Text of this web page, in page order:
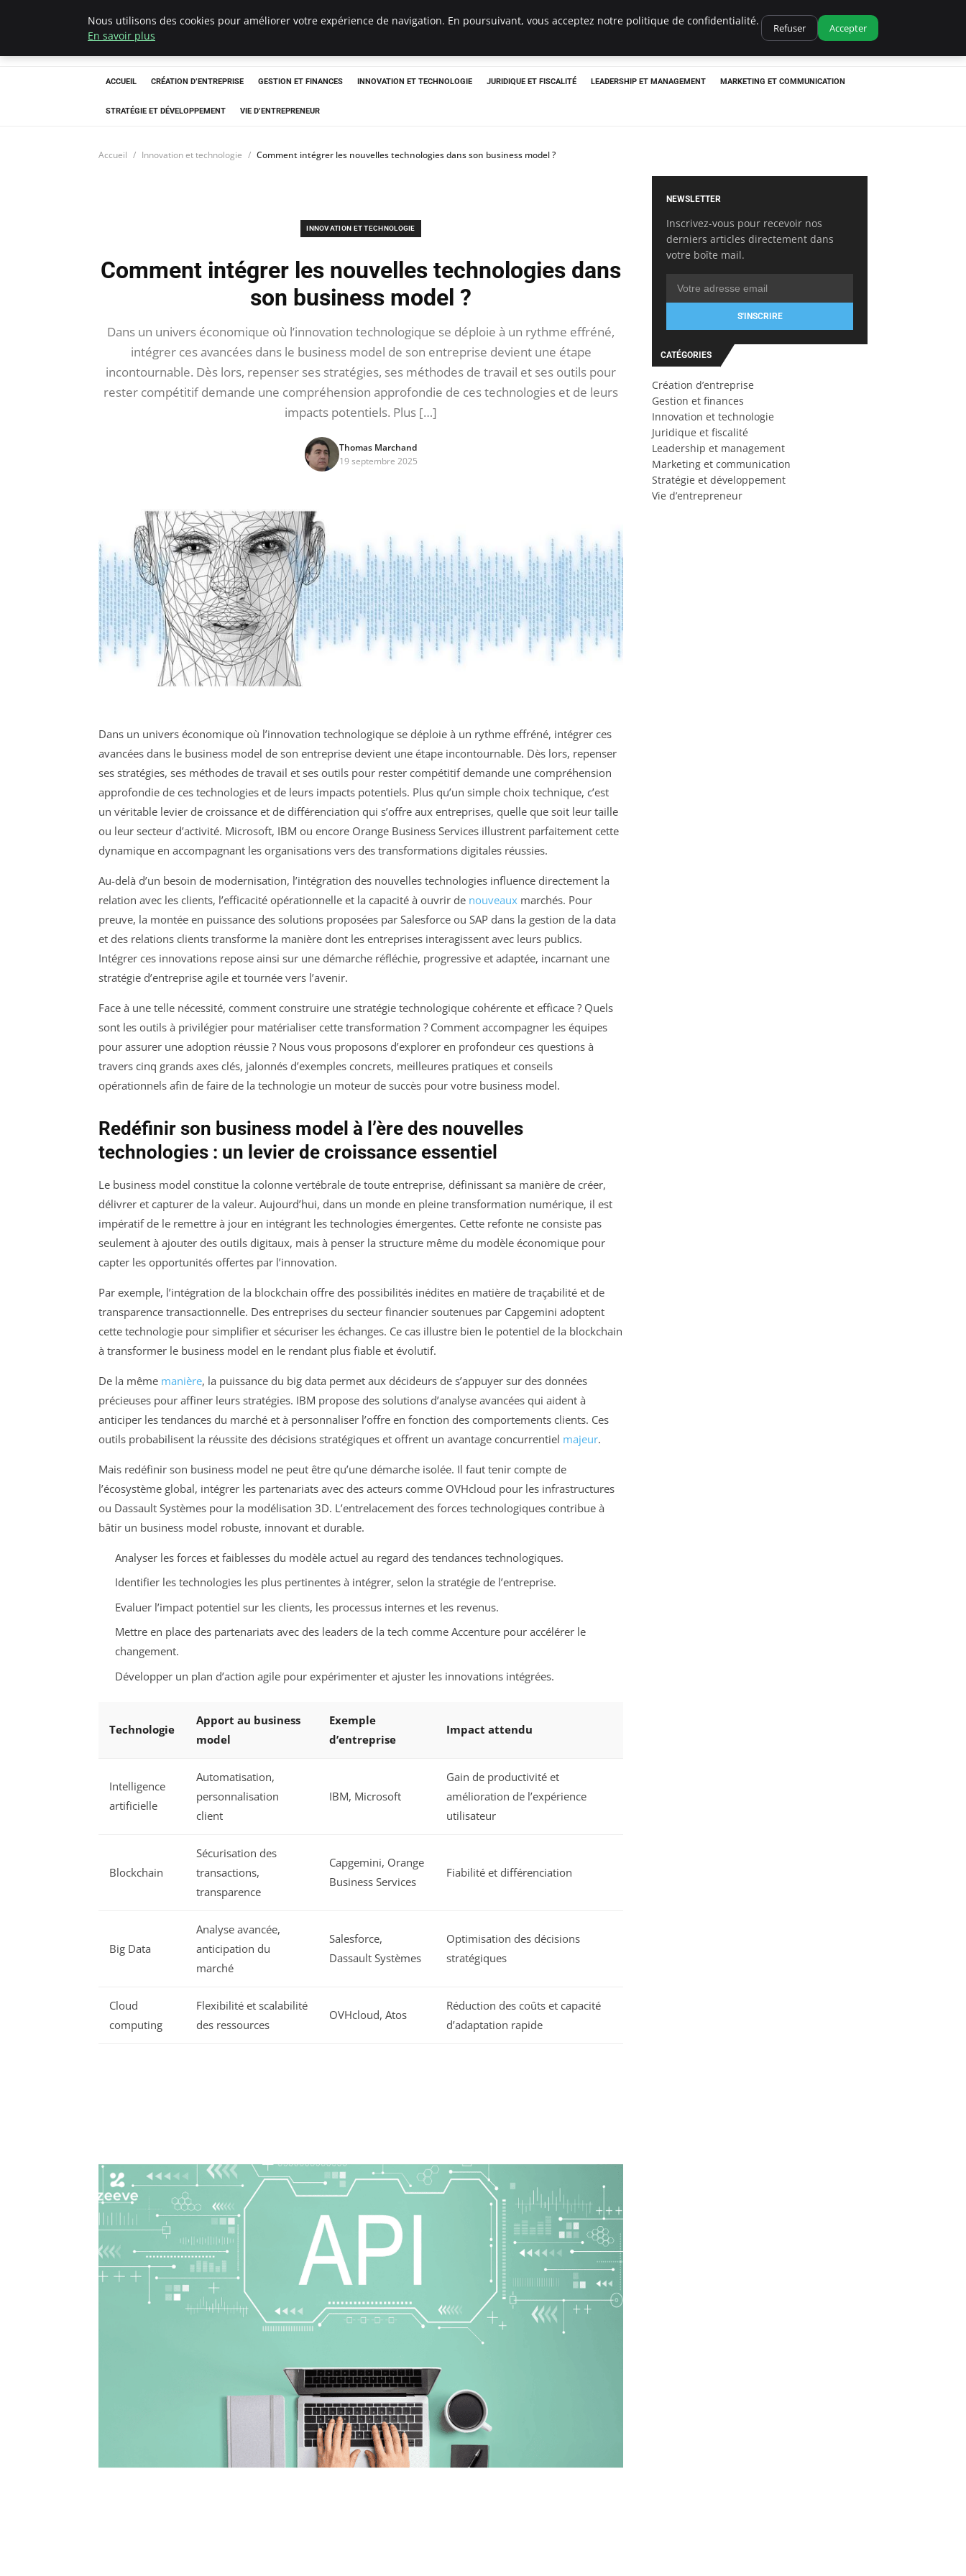
Ultimatefs
ACCUEIL CRÉATION D’ENTREPRISE GESTION ET FINANCES INNOVATION ET TECHNOLOGIE JURIDIQUE ET FISCALITÉ LEADERSHIP ET MANAGEMENT MARKETING ET COMMUNICATION
STRATÉGIE ET DÉVELOPPEMENT VIE D’ENTREPRENEUR
Accueil Innovation et technologie Comment intégrer les nouvelles technologies dans son business model ?
INNOVATION ET TECHNOLOGIE
Comment intégrer les nouvelles technologies dans
son business model ?
Dans un univers économique où l’innovation technologique se déploie à un rythme effréné,
intégrer ces avancées dans le business model de son entreprise devient une étape
incontournable. Dès lors, repenser ses stratégies, ses méthodes de travail et ses outils pour
rester compétitif demande une compréhension approfondie de ces technologies et de leurs
impacts potentiels. Plus […]
Thomas Marchand
19 septembre 2025
Dans un univers économique où l’innovation technologique se déploie à un rythme effréné, intégrer ces
avancées dans le business model de son entreprise devient une étape incontournable. Dès lors, repenser
ses stratégies, ses méthodes de travail et ses outils pour rester compétitif demande une compréhension
approfondie de ces technologies et de leurs impacts potentiels. Plus qu’un simple choix technique, c’est
un véritable levier de croissance et de différenciation qui s’offre aux entreprises, quelle que soit leur taille
ou leur secteur d’activité. Microsoft, IBM ou encore Orange Business Services illustrent parfaitement cette
dynamique en accompagnant les organisations vers des transformations digitales réussies.
Au-delà d’un besoin de modernisation, l’intégration des nouvelles technologies influence directement la
relation avec les clients, l’efficacité opérationnelle et la capacité à ouvrir de nouveaux marchés. Pour
preuve, la montée en puissance des solutions proposées par Salesforce ou SAP dans la gestion de la data
et des relations clients transforme la manière dont les entreprises interagissent avec leurs publics.
Intégrer ces innovations repose ainsi sur une démarche réfléchie, progressive et adaptée, incarnant une
stratégie d’entreprise agile et tournée vers l’avenir.
Face à une telle nécessité, comment construire une stratégie technologique cohérente et efficace ? Quels
sont les outils à privilégier pour matérialiser cette transformation ? Comment accompagner les équipes
pour assurer une adoption réussie ? Nous vous proposons d’explorer en profondeur ces questions à
travers cinq grands axes clés, jalonnés d’exemples concrets, meilleures pratiques et conseils
opérationnels afin de faire de la technologie un moteur de succès pour votre business model.
Redéfinir son business model à l’ère des nouvelles
technologies : un levier de croissance essentiel
Le business model constitue la colonne vertébrale de toute entreprise, définissant sa manière de créer,
délivrer et capturer de la valeur. Aujourd’hui, dans un monde en pleine transformation numérique, il est
impératif de le remettre à jour en intégrant les technologies émergentes. Cette refonte ne consiste pas
seulement à ajouter des outils digitaux, mais à penser la structure même du modèle économique pour
capter les opportunités offertes par l’innovation.
Par exemple, l’intégration de la blockchain offre des possibilités inédites en matière de traçabilité et de
transparence transactionnelle. Des entreprises du secteur financier soutenues par Capgemini adoptent
cette technologie pour simplifier et sécuriser les échanges. Ce cas illustre bien le potentiel de la blockchain
à transformer le business model en le rendant plus fiable et évolutif.
De la même manière, la puissance du big data permet aux décideurs de s’appuyer sur des données
précieuses pour affiner leurs stratégies. IBM propose des solutions d’analyse avancées qui aident à
anticiper les tendances du marché et à personnaliser l’offre en fonction des comportements clients. Ces
outils probabilisent la réussite des décisions stratégiques et offrent un avantage concurrentiel majeur.
Mais redéfinir son business model ne peut être qu’une démarche isolée. Il faut tenir compte de
l’écosystème global, intégrer les partenariats avec des acteurs comme OVHcloud pour les infrastructures
ou Dassault Systèmes pour la modélisation 3D. L’entrelacement des forces technologiques contribue à
bâtir un business model robuste, innovant et durable.
Analyser les forces et faiblesses du modèle actuel au regard des tendances technologiques.
Identifier les technologies les plus pertinentes à intégrer, selon la stratégie de l’entreprise.
Evaluer l’impact potentiel sur les clients, les processus internes et les revenus.
Mettre en place des partenariats avec des leaders de la tech comme Accenture pour accélérer le
changement.
Développer un plan d’action agile pour expérimenter et ajuster les innovations intégrées.
Technologie
Apport au business
model
Exemple
d’entreprise
Impact attendu
Intelligence
artificielle
Automatisation,
personnalisation
client
IBM, Microsoft
Gain de productivité et
amélioration de l’expérience
utilisateur
Blockchain
Sécurisation des
transactions,
transparence
Capgemini, Orange
Business Services
Fiabilité et différenciation
Big Data
Analyse avancée,
anticipation du
marché
Salesforce,
Dassault Systèmes
Optimisation des décisions
stratégiques
Cloud
computing
Flexibilité et scalabilité
des ressources
OVHcloud, Atos
Réduction des coûts et capacité
d’adaptation rapide
NEWSLETTER
Inscrivez-vous pour recevoir nos
derniers articles directement dans
votre boîte mail.
S'INSCRIRE
CATÉGORIES
Création d’entreprise
Gestion et finances
Innovation et technologie
Juridique et fiscalité
Leadership et management
Marketing et communication
Stratégie et développement
Vie d’entrepreneur
Nous utilisons des cookies pour améliorer votre expérience de navigation. En poursuivant, vous acceptez notre politique de confidentialité.
En savoir plus
Refuser Accepter